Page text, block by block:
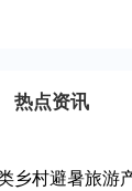
热点资讯
乡村避暑旅游